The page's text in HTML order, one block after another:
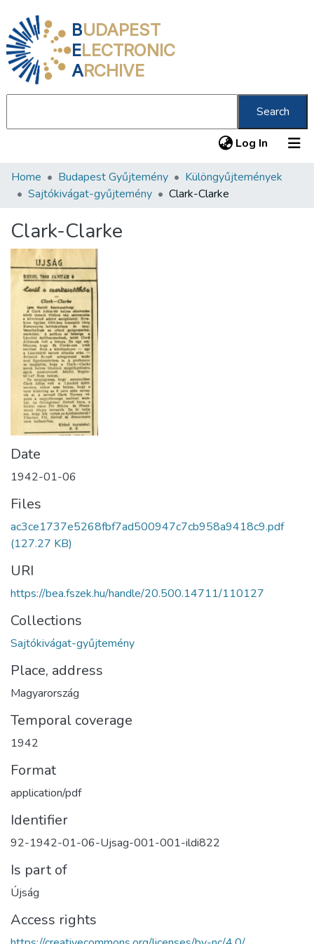
BUDAPEST
ELECTRONIC
ARCHIVE
Search
Log In (current)
Communities & Collections
Statistics
About us
Home Budapest Gyűjtemény
Különgyűjtemények
Sajtókivágat-gyűjtemény
Clark-Clarke
Clark-Clarke
Date
1942-01-06
Files
ac3ce1737e5268fbf7ad500947c7cb958a9418c9.pdf
(127.27 KB)
URI
https://bea.fszek.hu/handle/20.500.14711/110127
Collections
Sajtókivágat-gyűjtemény
Place, address
Magyarország
Temporal coverage
1942
Format
application/pdf
Identifier
92-1942-01-06-Ujsag-001-001-ildi822
Is part of
Újság
Access rights